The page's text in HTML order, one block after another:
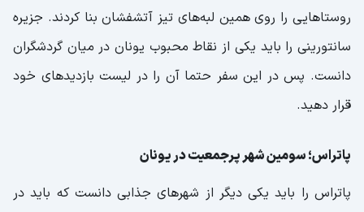
روستاهایی را روی همین لبه‌های تیز آتشفشان بنا کردند. جزیره
سانتورینی را باید یکی از نقاط محبوب یونان در میان گردشگران
دانست. پس در این سفر حتما آن را در لیست بازدیدهای خود
قرار دهید.
پاتراس؛ سومین شهر پرجمعیت در یونان
پاتراس را باید یکی دیگر از شهرهای جذابی دانست که باید در